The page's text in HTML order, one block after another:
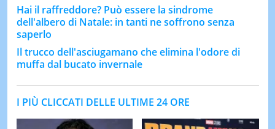
Hai il raffreddore? Può essere la sindrome
dell'albero di Natale: in tanti ne soffrono senza
saperlo
Il trucco dell'asciugamano che elimina l'odore di
muffa dal bucato invernale
I PIÙ CLICCATI DELLE ULTIME 24 ORE